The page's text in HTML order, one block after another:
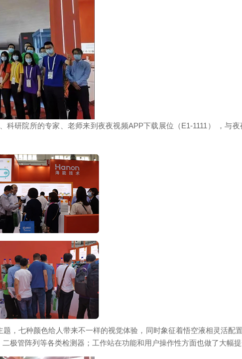
研院所的专家、老师来到夜夜视频APP下载展位（E1-1111） ，与
，七种颜色给人带来不一样的视觉体验，同时象征着悟空液相灵活配
极管阵列等各类检测器；工作站在功能和用户操作性方面也做了大幅